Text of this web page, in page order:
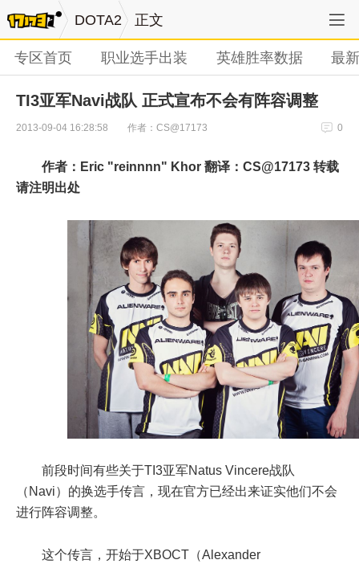
DOTA2 正文
专区首页 职业选手出装 英雄胜率数据 最
TI3亚军Navi战队 正式宣布不会有阵容调整
2013-09-04 16:28:58 作者：CS@17173 0
作者：Eric "reinnnn" Khor 翻译：CS@17173 转载
请注明出处
前段时间有些关于TI3亚军Natus Vincere战队
（Navi）的换选手传言 ，现在官方已经出来证实他们不会
进行阵容调整。
这个传言，开始于XBOCT（Alexander